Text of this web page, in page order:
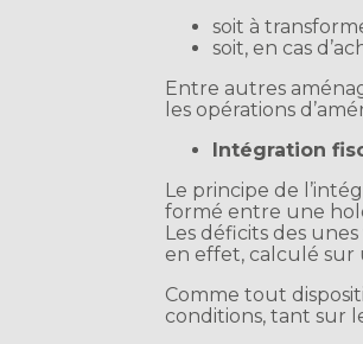
soit à
soit, en cas
Entre autres
les opérations
Intégration
Le principe de
formé entre une
Les déficits des
en effet, calculé sur
Comme tout
conditions, tant sur